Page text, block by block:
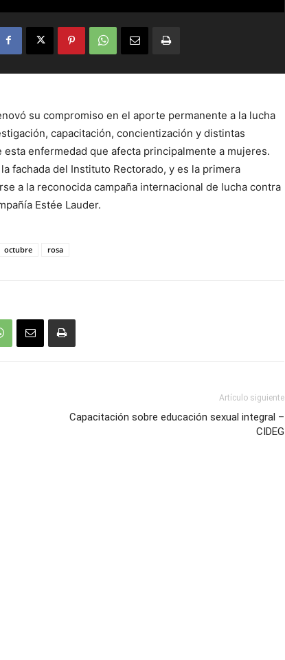
su compromiso en el aporte permanente a la lucha
capacitación, concientización y distintas
enfermedad que afecta principalmente a mujeres.
fachada del Instituto Rectorado, y es la primera
a la reconocida campaña internacional de lucha contra
Estée Lauder.
octubre rosa
Artículo siguiente
Capacitación sobre educación sexual integral –
CIDEG